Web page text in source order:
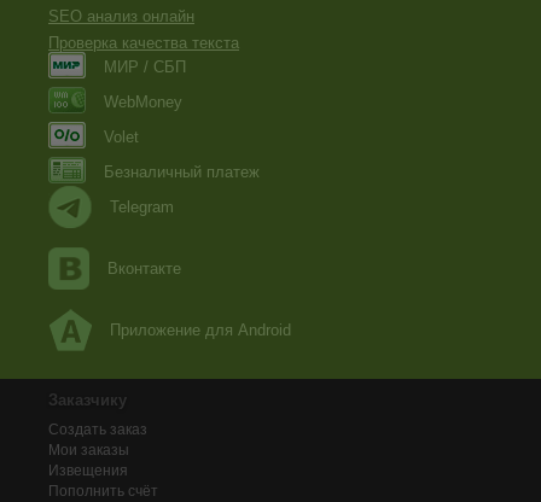
SEO анализ онлайн
Проверка качества текста
МИР / СБП
WebMoney
Volet
Безналичный платеж
Telegram
Вконтакте
Приложение для Android
Заказчику
Создать заказ
Мои заказы
Извещения
Пополнить счёт